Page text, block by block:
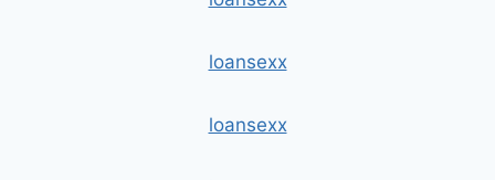
loansexx
loansexx